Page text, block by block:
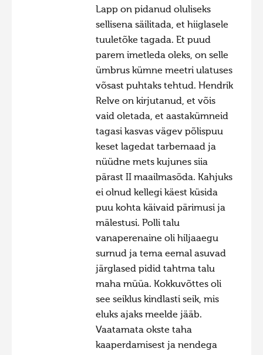
Lapp on pidanud oluliseks
sellisena säilitada, et hiiglasele
tuuletõke tagada. Et puud
parem imetleda oleks, on selle
ümbrus kümne meetri ulatuses
võsast puhtaks tehtud. Hendrik
Relve on kirjutanud, et võis
vaid oletada, et aastakümneid
tagasi kasvas vägev põlispuu
keset lagedat tarbemaad ja
nüüdne mets kujunes siia
pärast II maailmasõda. Kahjuks
ei olnud kellegi käest küsida
puu kohta käivaid pärimusi ja
mälestusi. Polli talu
vanaperenaine oli hiljaaegu
surnud ja tema eemal asuvad
järglased pidid tahtma talu
maha müüa. Kokkuvõttes oli
see seiklus kindlasti seik, mis
eluks ajaks meelde jääb.
Vaatamata okste taha
kaaperdamisest ja nendega